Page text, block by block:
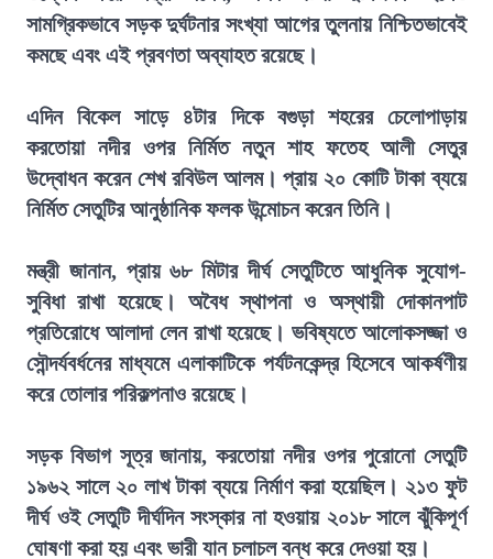
সামগ্রিকভাবে সড়ক দুর্ঘটনার সংখ্যা আগের তুলনায় নিশ্চিতভাবেই
কমছে এবং এই প্রবণতা অব্যাহত রয়েছে।
এদিন বিকেল সাড়ে ৪টার দিকে বগুড়া শহরের চেলোপাড়ায়
করতোয়া নদীর ওপর নির্মিত নতুন শাহ ফতেহ আলী সেতুর
উদ্বোধন করেন শেখ রবিউল আলম। প্রায় ২০ কোটি টাকা ব্যয়ে
নির্মিত সেতুটির আনুষ্ঠানিক ফলক উন্মোচন করেন তিনি।
মন্ত্রী জানান, প্রায় ৬৮ মিটার দীর্ঘ সেতুটিতে আধুনিক সুযোগ-
সুবিধা রাখা হয়েছে। অবৈধ স্থাপনা ও অস্থায়ী দোকানপাট
প্রতিরোধে আলাদা লেন রাখা হয়েছে। ভবিষ্যতে আলোকসজ্জা ও
সৌন্দর্যবর্ধনের মাধ্যমে এলাকাটিকে পর্যটনকেন্দ্র হিসেবে আকর্ষণীয়
করে তোলার পরিকল্পনাও রয়েছে।
সড়ক বিভাগ সূত্র জানায়, করতোয়া নদীর ওপর পুরোনো সেতুটি
১৯৬২ সালে ২০ লাখ টাকা ব্যয়ে নির্মাণ করা হয়েছিল। ২১৩ ফুট
দীর্ঘ ওই সেতুটি দীর্ঘদিন সংস্কার না হওয়ায় ২০১৮ সালে ঝুঁকিপূর্ণ
ঘোষণা করা হয় এবং ভারী যান চলাচল বন্ধ করে দেওয়া হয়।